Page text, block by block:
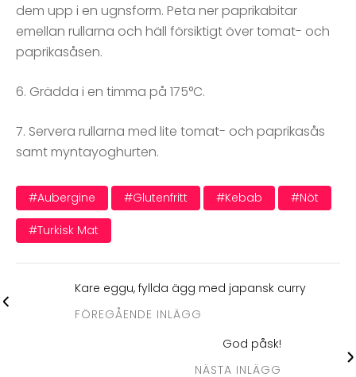
dem upp i en ugnsform. Peta ner paprikabitar
emellan rullarna och häll försiktigt över tomat- och
paprikasåsen.
6. Grädda i en timma på 175°C.
7. Servera rullarna med lite tomat- och paprikasås
samt myntayoghurten.
#aubergine #glutenfritt #kebab #nöt
#turkisk Mat
Kare eggu, fyllda ägg med japansk curry
FÖREGÅENDE INLÄGG
God påsk!
NÄSTA INLÄGG